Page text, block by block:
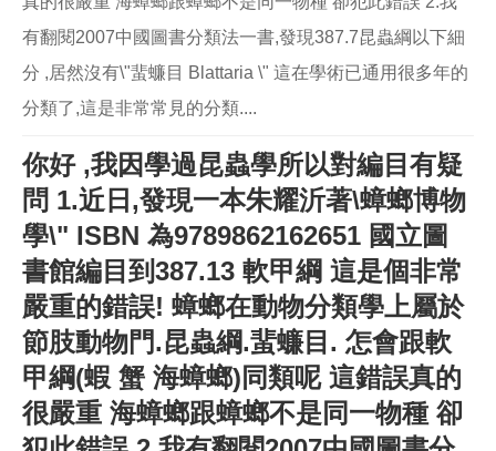
有翻閱2007中國圖書分類法一書,發現387.7昆蟲綱以下細
分 ,居然沒有\"蜚蠊目 Blattaria \" 這在學術已通用很多年的
分類了,這是非常常見的分類....
你好 ,我因學過昆蟲學所以對編目有疑
問 1.近日,發現一本朱耀沂著\蟑螂博物
學\" ISBN 為9789862162651 國立圖
書館編目到387.13 軟甲綱 這是個非常
嚴重的錯誤! 蟑螂在動物分類學上屬於
節肢動物門.昆蟲綱.蜚蠊目. 怎會跟軟
甲綱(蝦 蟹 海蟑螂)同類呢 這錯誤真的
很嚴重 海蟑螂跟蟑螂不是同一物種 卻